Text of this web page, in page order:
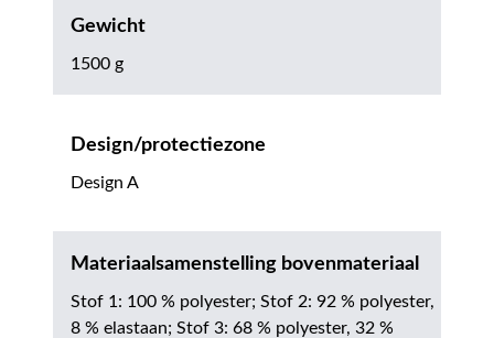
Gewicht
1500 g
Design/protectiezone
Design A
Materiaalsamenstelling bovenmateriaal
Stof 1: 100 % polyester; Stof 2: 92 % polyester,
8 % elastaan; Stof 3: 68 % polyester, 32 %